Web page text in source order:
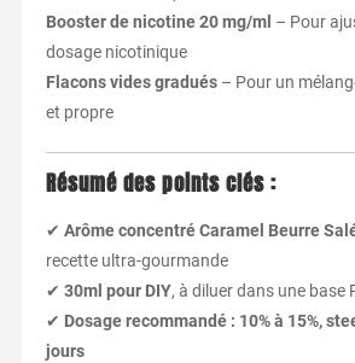
Booster de nicotine 20 mg/ml – Pour
dosage nicotinique
Flacons vides gradués– Pour un
et propre
Résumé des points clés :
✔ Arôme concentré Caramel Beurre
recette ultra-gourmande
✔ 30ml pour DIY, à diluer dans une base
✔ Dosage recommandé : 10% à 15%,
jours